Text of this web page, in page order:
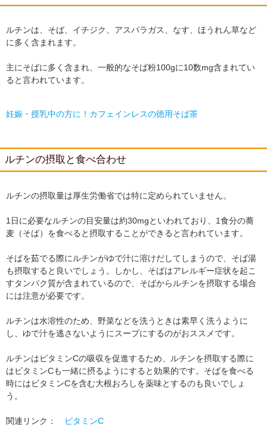
ルチンは、そば、イチジク、アスパラガス、なす、ほうれん草など
に多く含まれます。
主にそばに多く含まれ、一般的なそば粉100gに10数mg含まれてい
ると言われています。
妊娠・授乳中の方に！カフェインレスの徳用そば茶
ルチンの摂取と食べ合わせ
ルチンの摂取量は厚生労働省では特に定められていません。
1日に必要なルチンの目安量は約30mgといわれており、1食分の蕎
麦（そば）を食べると摂取することができると言われています。
そばを茹でる際にルチンがゆで汁に溶けだしてしまうので、そば湯
も摂取すると良いでしょう。しかし、そばはアレルギー症状を起こ
すタンパク質が含まれているので、そばからルチンを摂取する場合
には注意が必要です。
ルチンは水溶性のため、野菜などを洗うときは素早く洗うように
し、ゆで汁を逃さないようにスープにするのがおススメです。
ルチンはビタミンCの吸収を促進するため、ルチンを摂取する際に
はビタミンCも一緒に摂るようにすると効果的です。そばを食べる
時にはビタミンCを含む大根おろしを薬味とするのも良いでしょ
う。
関連リンク： ビタミンC